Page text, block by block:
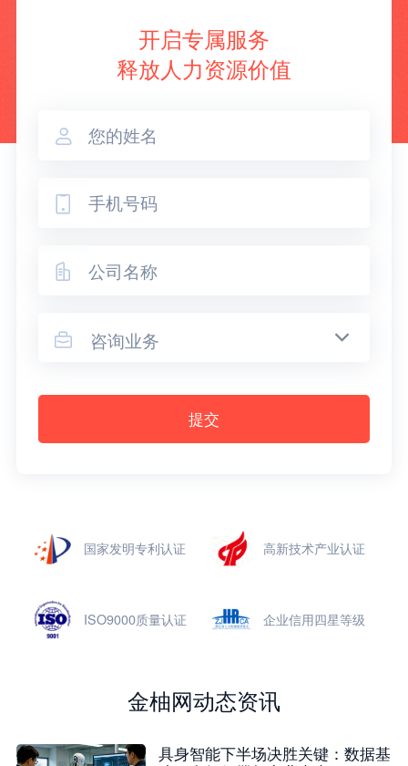
开启专属服务
释放人力资源价值



 咨询业务
提交
国家发明专利认证 高新技术产业认证
ISO9000质量认证 企业信用四星等级
金柚网动态资讯
具身智能下半场决胜关键：数据基